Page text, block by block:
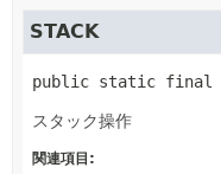
STACK
public static final
スタック操作
関連項目: